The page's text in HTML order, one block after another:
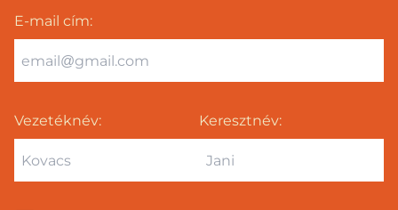
E-mail cím:
Vezetéknév: Keresztnév:
Programok
Jegyek
Támogatás
Info